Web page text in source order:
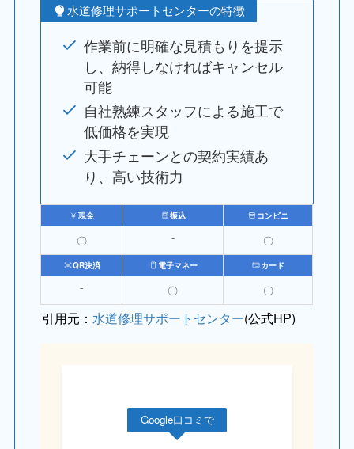
水道修理サポートセンターの特徴
作業前に明確な見積もりを提示
し、納得しなければキャンセル
可能
自社熟練スタッフによる施工で
低価格を実現
大手チェーンとの契約実績あ
り、高い技術力
現金 振込 コンビニ
〇 ⁻ 〇
QR決済 電子マネー カード
⁻ 〇 〇
引用元：水道修理サポートセンター(公式HP)
Google口コミで